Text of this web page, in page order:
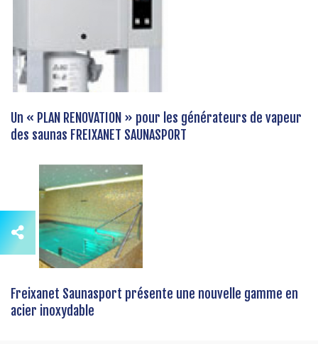
Un « PLAN RENOVATION » pour les générateurs de vapeur
des saunas FREIXANET SAUNASPORT
Freixanet Saunasport présente une nouvelle gamme en
acier inoxydable